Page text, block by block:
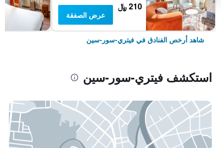
210 ﷼
عرض الصفقة
شاهد أرخص الفنادق في فيتري-سور-سين
استكشف فيتري-سور-سين